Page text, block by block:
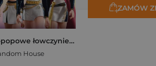
K-popowe łowczynie demonów. Mój golden journal. Oficjalny dziennik
House
ZAMÓW